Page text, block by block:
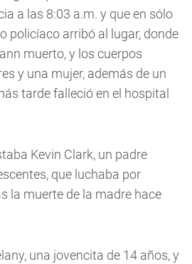
a las 8:03 a.m. y que en sólo
policíaco arribó al lugar, donde
muerto, y los cuerpos
y una mujer, además de un
tarde falleció en el hospital
Kevin Clark, un padre
que luchaba por
la muerte de la madre hace
una jovencita de 14 años, y